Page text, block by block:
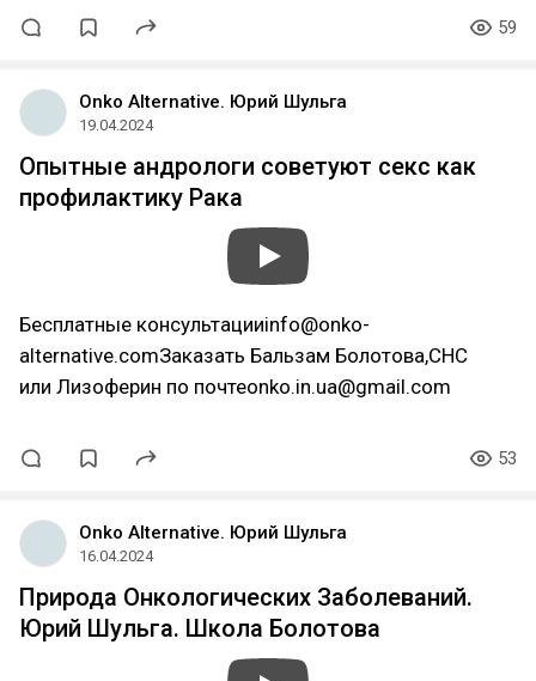
59
Onko Alternative. Юрий Шульга
19.04.2024
Опытные андрологи советуют секс как
профилактику Рака
Бесплатные консультацииinfo@onko-
alternative.comЗаказать Бальзам Болотова,СНС
или Лизоферин по почтеonko.in.ua@gmail.com
53
Onko Alternative. Юрий Шульга
16.04.2024
Природа Онкологических Заболеваний.
Юрий Шульга. Школа Болотова